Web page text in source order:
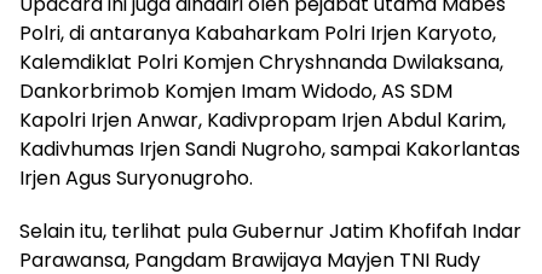
Polri, di antaranya Kabaharkam Polri Irjen Karyoto,
Kalemdiklat Polri Komjen Chryshnanda Dwilaksana,
Dankorbrimob Komjen Imam Widodo, AS SDM
Kapolri Irjen Anwar, Kadivpropam Irjen Abdul Karim,
Kadivhumas Irjen Sandi Nugroho, sampai Kakorlantas
Irjen Agus Suryonugroho.
Selain itu, terlihat pula Gubernur Jatim Khofifah Indar
Parawansa, Pangdam Brawijaya Mayjen TNI Rudy